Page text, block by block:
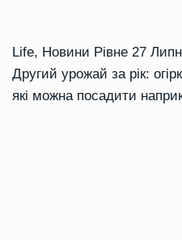
Life, Новини Рівне 27
Другий урожай за рік:
які можна посадити